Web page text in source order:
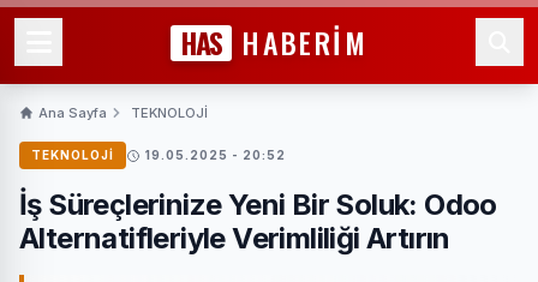
HAS HABERİM
Ana Sayfa TEKNOLOJİ
TEKNOLOJİ 19.05.2025 - 20:52
İş Süreçlerinize Yeni Bir Soluk: Odoo
Alternatifleriyle Verimliliği Artırın